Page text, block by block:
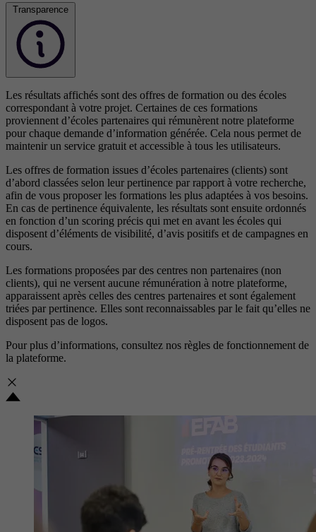
Transparence
Les résultats affichés sont des offres de formation ou des écoles
correspondant à votre projet. Certaines de ces formations
proviennent d’écoles partenaires qui rémunèrent notre plateforme
pour chaque demande d’information générée. Cela nous permet de
maintenir un service gratuit et accessible à tous les utilisateurs.
Les offres de formation issues d’écoles partenaires (clients) sont
d’abord classées selon leur pertinence par rapport à votre recherche,
afin de vous proposer les formations les plus adaptées à vos besoins.
En cas de pertinence équivalente, les résultats sont ensuite ordonnés
en fonction d’un scoring précis qui met en avant les écoles qui
disposent d’éléments de visibilité, d’avis positifs et de campagnes en
cours.
Les formations proposées par des centres non partenaires (non
clients), qui ne versent aucune rémunération à notre plateforme,
apparaissent après celles des centres partenaires et sont également
triées par pertinence. Elles sont reconnaissables par le fait qu’elles ne
disposent pas de logos.
Pour plus d’informations, consultez nos règles de fonctionnement de
la plateforme.